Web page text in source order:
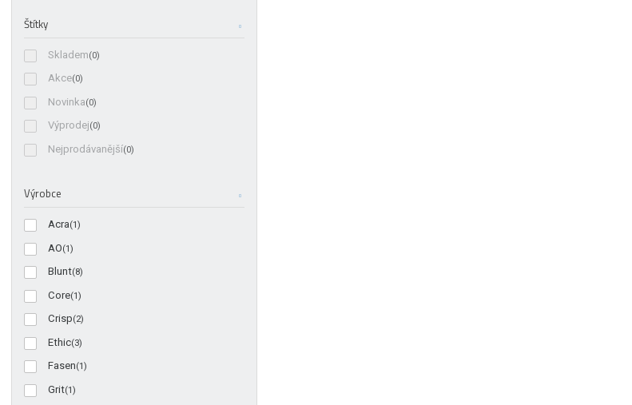
Štítky
Skladem(0)
Akce(0)
Novinka(0)
Výprodej(0)
Nejprodávanější(0)
Výrobce
Acra(1)
AO(1)
Blunt(8)
Core(1)
Crisp(2)
Ethic(3)
Fasen(1)
Grit(1)